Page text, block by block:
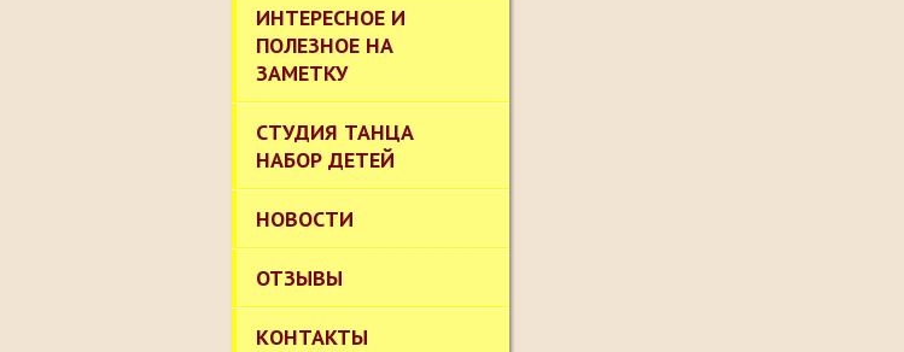
ИНТЕРЕСНОЕ И
ПОЛЕЗНОЕ НА
ЗАМЕТКУ
СТУДИЯ ТАНЦА
НАБОР ДЕТЕЙ
НОВОСТИ
ОТЗЫВЫ
КОНТАКТЫ